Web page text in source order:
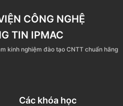
CÔNG NGHỆ
TIN IPMAC
kinh nghiệm đào tạo CNTT chuẩn hãng
Các khóa học